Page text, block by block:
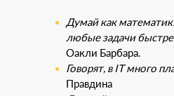
Думай как
любые задачи
Оакли Барбара.
Говорят, в IT много
Правдина